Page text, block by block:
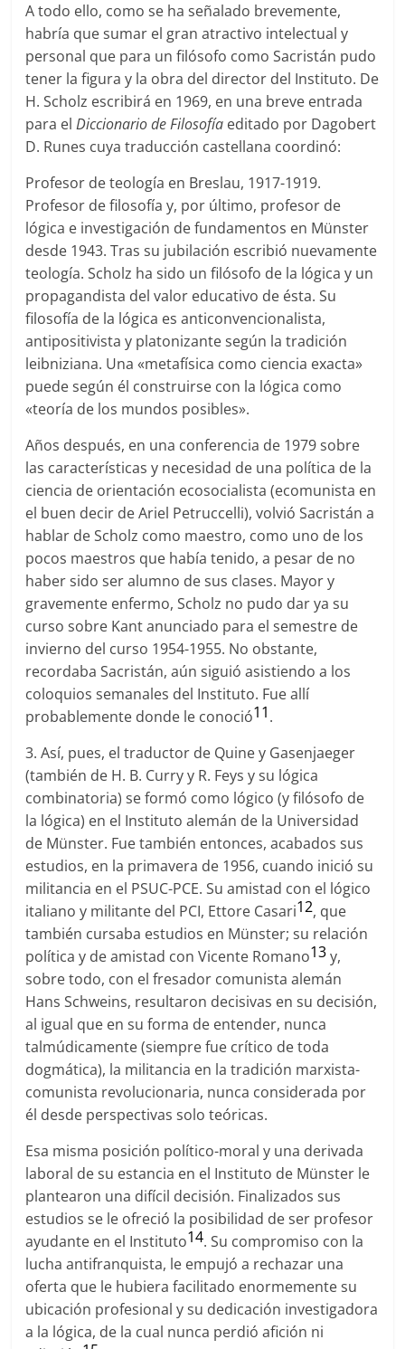
A todo ello, como se ha señalado brevemente,
habría que sumar el gran atractivo intelectual y
personal que para un filósofo como Sacristán pudo
tener la figura y la obra del director del Instituto. De
H. Scholz escribirá en 1969, en una breve entrada
para elDiccionario de Filosofía editado por Dagobert
D. Runes cuya traducción castellana coordinó:
Profesor de teología en Breslau, 1917-1919.
Profesor de filosofía y, por último, profesor de
lógica e investigación de fundamentos en Münster
desde 1943. Tras su jubilación escribió nuevamente
teología. Scholz ha sido un filósofo de la lógica y un
propagandista del valor educativo de ésta. Su
filosofía de la lógica es anticonvencionalista,
antipositivista y platonizante según la tradición
leibniziana. Una «metafísica como ciencia exacta»
puede según él construirse con la lógica como
«teoría de los mundos posibles».
Años después, en una conferencia de 1979 sobre
las características y necesidad de una política de la
ciencia de orientación ecosocialista (ecomunista en
el buen decir de Ariel Petruccelli), volvió Sacristán a
hablar de Scholz como maestro, como uno de los
pocos maestros que había tenido, a pesar de no
haber sido ser alumno de sus clases. Mayor y
gravemente enfermo, Scholz no pudo dar ya su
curso sobre Kant anunciado para el semestre de
invierno del curso 1954-1955. No obstante,
recordaba Sacristán, aún siguió asistiendo a los
coloquios semanales del Instituto. Fue allí
probablemente donde le conoció11.
3. Así, pues, el traductor de Quine y Gasenjaeger
(también de H. B. Curry y R. Feys y su lógica
combinatoria) se formó como lógico (y filósofo de
la lógica) en el Instituto alemán de la Universidad
de Münster. Fue también entonces, acabados sus
estudios, en la primavera de 1956, cuando inició su
militancia en el PSUC-PCE. Su amistad con el lógico
italiano y militante del PCI, Ettore Casari12, que
también cursaba estudios en Münster; su relación
política y de amistad con Vicente Romano13y,
sobre todo, con el fresador comunista alemán
Hans Schweins, resultaron decisivas en su decisión,
al igual que en su forma de entender, nunca
talmúdicamente (siempre fue crítico de toda
dogmática), la militancia en la tradición marxista-
comunista revolucionaria, nunca considerada por
él desde perspectivas solo teóricas.
Esa misma posición político-moral y una derivada
laboral de su estancia en el Instituto de Münster le
plantearon una difícil decisión. Finalizados sus
estudios se le ofreció la posibilidad de ser profesor
ayudante en el Instituto14. Su compromiso con la
lucha antifranquista, le empujó a rechazar una
oferta que le hubiera facilitado enormemente su
ubicación profesional y su dedicación investigadora
a la lógica, de la cual nunca perdió afición ni